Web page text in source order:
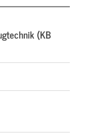
(KB